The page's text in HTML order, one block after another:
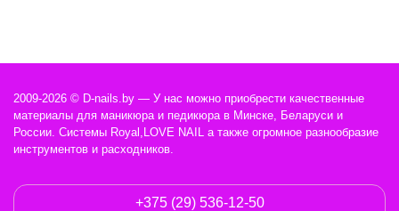
2009-2026 © D-nails.by — У нас можно приобрести качественные
материалы для маникюра и педикюра в Минске, Беларуси и
России. Системы Royal,LOVE NAIL а также огромное разнообразие
инструментов и расходников.
+375 (29) 536-12-50